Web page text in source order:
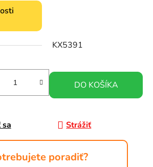
KX5391
DO KOŠÍKA
Strážiť
poradiť?